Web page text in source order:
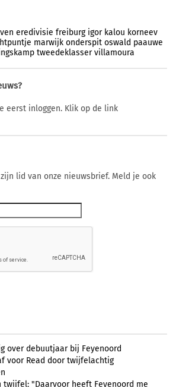
eredivisie freiburg igor kalou korneev
marwijk onderspit oswald paauwe
tweedeklasser villamoura
eerst inloggen. Klik op de link
lid van onze nieuwsbrief. Meld je ook
over debuutjaar bij Feyenoord
voor Read door twijfelachtig
twijfel: "Daarvoor heeft Feyenoord me